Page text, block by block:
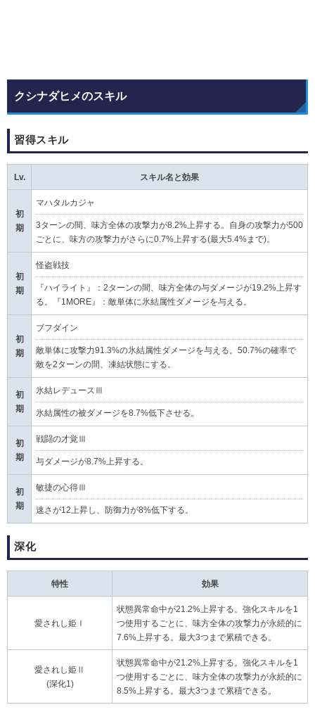
クシナダヒメのスキル
習得スキル
Lv. スキル名と効果
初
期
マハタルカジャ
3ターンの間、味方全体の攻撃力が8.2%上昇する。自身の攻撃力が500
ごとに、味方の攻撃力がさらに0.7%上昇する(最大5.4%まで)。
初
期
怪盗戦技
『ハイライト』：2ターンの間、味方全体の与ダメージが19.2%上昇す
る。『1MORE』：敵単体に氷結属性ダメージを与える。
初
期
ブフダイン
敵単体に攻撃力91.3%の氷結属性ダメージを与える。50.7%の確率で
敵を2ターンの間、凍結状態にする。
初
期
氷結レデュースⅢ
氷結属性の被ダメージを8.7%低下させる。
初
期
戦闘の才覚Ⅲ
与ダメージが8.7%上昇する。
初
期
敏捷の心得Ⅲ
速さが12上昇し、防御力が8%低下する。
深化
特性 効果
愛されし姫Ⅰ
状態異常命中が21.2%上昇する。強化スキルを1
つ使用するごとに、味方全体の攻撃力が永続的に
7.6%上昇する。最大3つまで累積できる。
愛されし姫Ⅱ
(深化1)
状態異常命中が21.2%上昇する。強化スキルを1
つ使用するごとに、味方全体の攻撃力が永続的に
8.5%上昇する。最大3つまで累積できる。